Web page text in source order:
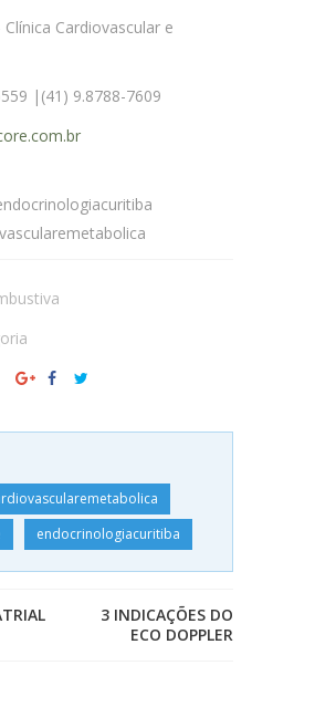
Cardiovascular e
|(41) 9.8788-7609
endocrinologiacuritiba
3 INDICAÇÕES DO
ECO DOPPLER